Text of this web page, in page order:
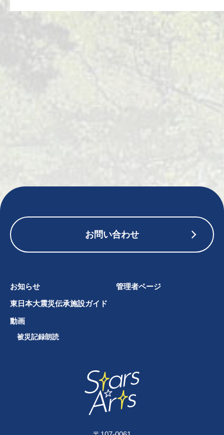
お問い合わせ
お知らせ
東日本大震災伝承施設ガイド
動画
被災記録朗読
管理者ページ